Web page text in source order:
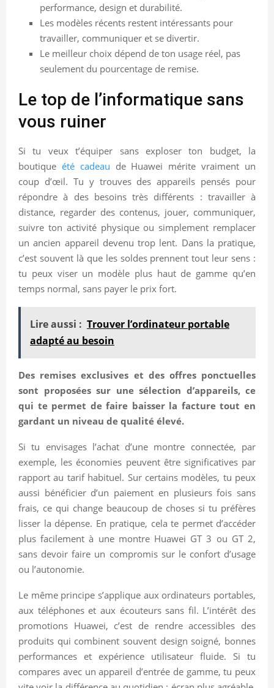
performance, design et durabilité.
Les modèles récents restent intéressants pour
travailler, communiquer et se divertir.
Le meilleur choix dépend de ton usage réel, pas
seulement du pourcentage de remise.
Le top de l’informatique sans
vous ruiner
Si tu veux t’équiper sans exploser ton budget, la
boutique été cadeau de Huawei mérite vraiment un
coup d’œil. Tu y trouves des appareils pensés pour
répondre à des besoins très différents : travailler à
distance, regarder des contenus, jouer, communiquer,
suivre ton activité physique ou simplement remplacer
un ancien appareil devenu trop lent. Dans la pratique,
c’est souvent là que les soldes prennent tout leur sens :
tu peux viser un modèle plus haut de gamme qu’en
temps normal, sans payer le prix fort.
Lire aussi : Trouver l’ordinateur portable
adapté au besoin
Des remises exclusives et des offres ponctuelles
sont proposées sur une sélection d’appareils, ce
qui te permet de faire baisser la facture tout en
gardant un niveau de qualité élevé.
Si tu envisages l’achat d’une montre connectée, par
exemple, les économies peuvent être significatives par
rapport au tarif habituel. Sur certains modèles, tu peux
aussi bénéficier d’un paiement en plusieurs fois sans
frais, ce qui change beaucoup de choses si tu préfères
lisser la dépense. En pratique, cela te permet d’accéder
plus facilement à une montre Huawei GT 3 ou GT 2,
sans devoir faire un compromis sur le confort d’usage
ou l’autonomie.
Le même principe s’applique aux ordinateurs portables,
aux téléphones et aux écouteurs sans fil. L’intérêt des
promotions Huawei, c’est de rendre accessibles des
produits qui combinent souvent design soigné, bonnes
performances et expérience utilisateur fluide. Si tu
compares avec un appareil d’entrée de gamme, tu peux